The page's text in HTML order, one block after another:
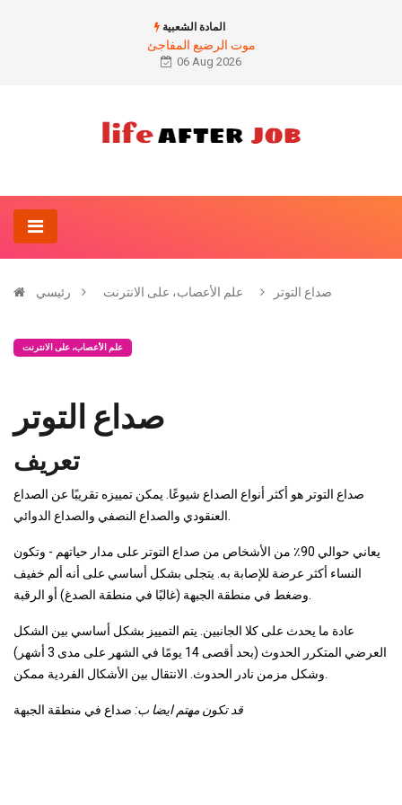
المادة الشعبية
موت الرضيع المفاجئ
06 Aug 2026
رئيسي علم الأعصاب، على الانترنت صداع التوتر
علم الأعصاب، على الانترنت
صداع التوتر
تعريف
صداع التوتر هو أكثر أنواع الصداع شيوعًا. يمكن تمييزه تقريبًا عن الصداع
يعاني حوالي 90٪ من الأشخاص من صداع التوتر على مدار حياتهم - وتكون
النساء أكثر عرضة للإصابة به. يتجلى بشكل أساسي على أنه ألم خفيف
عادة ما يحدث على كلا الجانبين. يتم التمييز بشكل أساسي بين الشكل
العرضي المتكرر الحدوث (بحد أقصى 14 يومًا في الشهر على مدى 3 أشهر)
قد تكون مهتم ايضا ب: صداع في منطقة الجبهة